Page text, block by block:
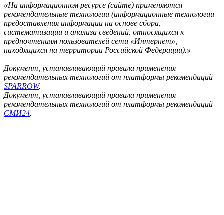
«На информационном ресурсе (сайте) применяются
рекомендательные технологии (информационные технологии
предоставления информации на основе сбора,
систематизации и анализа сведений, относящихся к
предпочтениям пользователей сети «Интернет»,
находящихся на территории Российской Федерации).»
Документ, устанавливающий правила применения
рекомендательных технологий от платформы рекомендаций
SPARROW.
Документ, устанавливающий правила применения
рекомендательных технологий от платформы рекомендаций
СМИ24.